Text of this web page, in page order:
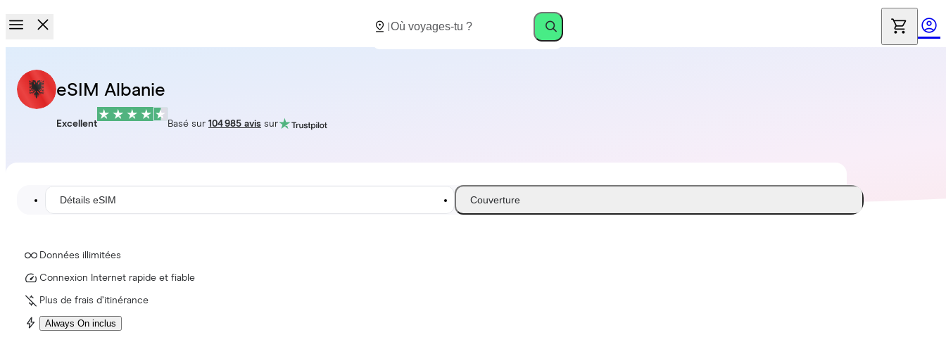
eSIM Albanie
Excellent Basé sur 104 985 avis sur
Détails eSIM Couverture
Données illimitées
Connexion Internet rapide et fiable
Plus de frais d’itinérance
Always On inclus